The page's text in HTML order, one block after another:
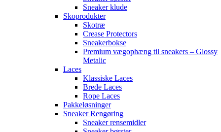
Sneaker klude
Skoprodukter
Skotræ
Crease Protectors
Sneakerbokse
Premium vægophæng til sneakers – Glossy
Metalic
Laces
Klassiske Laces
Brede Laces
Rope Laces
Pakkeløsninger
Sneaker Rengøring
Sneaker rensemidler